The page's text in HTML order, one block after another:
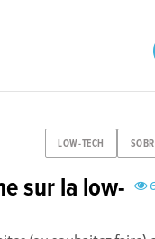
LOW-TECH
sur la low-